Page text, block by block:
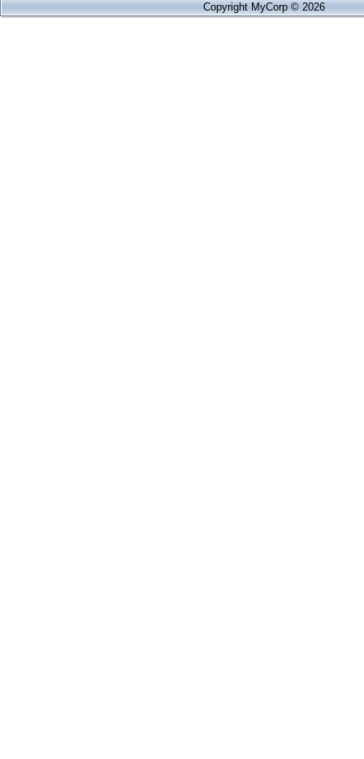
Copyright MyCorp © 2026